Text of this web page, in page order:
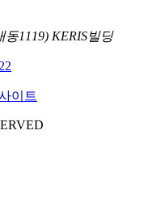
1119) KERIS빌딩